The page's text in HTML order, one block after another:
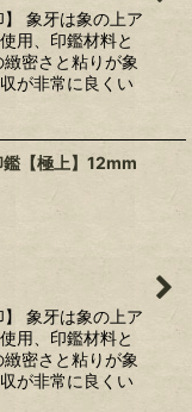
】 象牙は象の上ア
用、印鑑材料と
密さと粘りが象
が非常に良くい
【極上】12mm
】 象牙は象の上ア
用、印鑑材料と
密さと粘りが象
が非常に良くい